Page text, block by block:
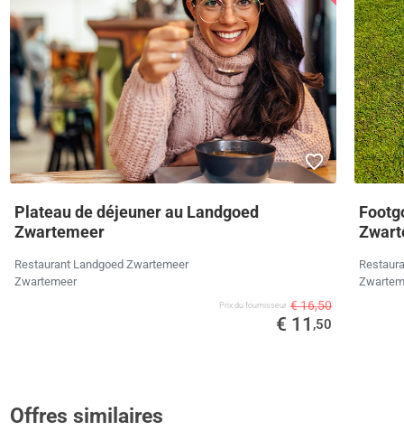
Plateau de déjeuner au Landgoed
Zwartemeer
Restaurant Landgoed Zwartemeer
Zwartemeer
Prix ​​du fournisseur € 16,50
€ 11 ,50
Offres similaires